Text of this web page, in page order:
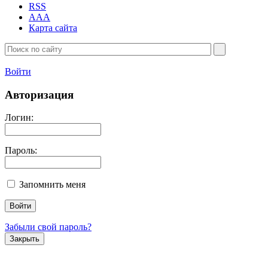
RSS
AAA
Карта сайта
Войти
Авторизация
Логин:
Пароль:
Запомнить меня
Забыли свой пароль?
Закрыть